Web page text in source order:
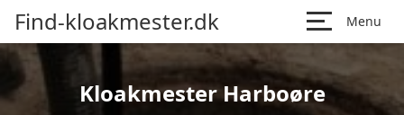
Find-kloakmester.dk Menu
Kloakmester Harboøre